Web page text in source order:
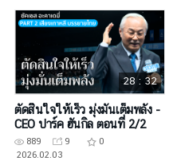
28 : 32
ตัดสินใจให้เร็ว มุ่งมั่นเต็มพลัง -
CEO ปาร์ค ฮันกิล ตอนที่ 2/2
889 9
0
2026.02.03